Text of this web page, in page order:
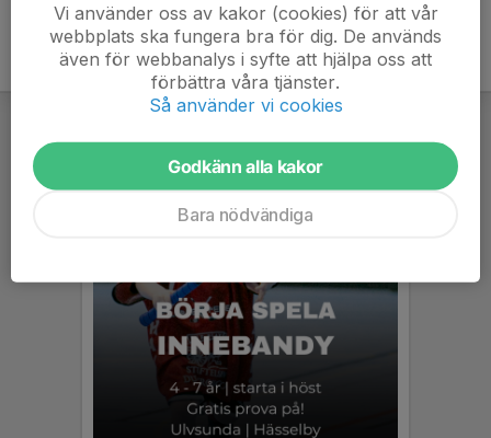
Vi använder oss av kakor (cookies) för att vår
webbplats ska fungera bra för dig. De används
även för webbanalys i syfte att hjälpa oss att
förbättra våra tjänster.
Så använder vi cookies
Godkänn alla kakor
Bara nödvändiga